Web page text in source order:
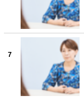
7